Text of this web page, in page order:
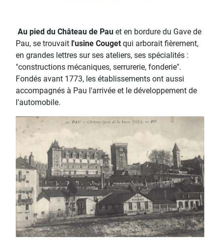
Au pied du Château de Pau et en bordure du Gave de
Pau, se trouvait l'usine Couget qui arborait fièrement,
en grandes lettres sur ses ateliers, ses spécialités :
"constructions mécaniques, serrurerie, fonderie".
Fondés avant 1773, les établissements ont aussi
accompagnés à Pau l'arrivée et le développement de
l'automobile.